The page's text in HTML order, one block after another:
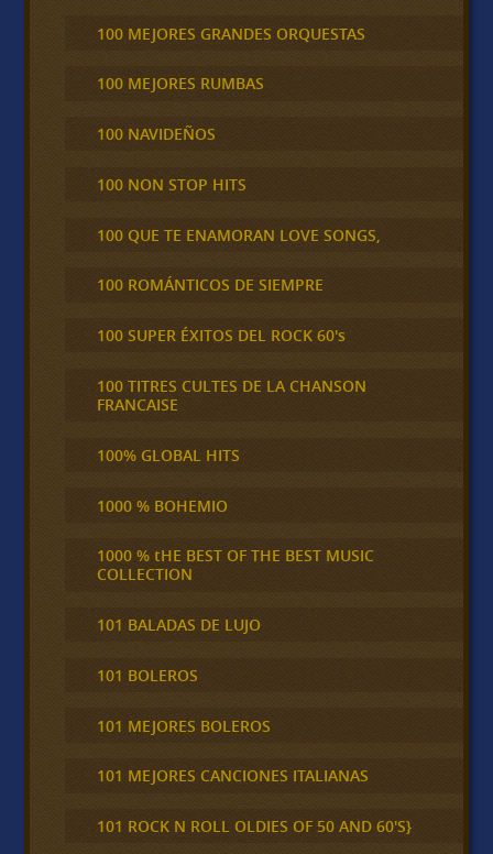
100 MEJORES GRANDES ORQUESTAS
100 MEJORES RUMBAS
100 NAVIDEÑOS
100 NON STOP HITS
100 QUE TE ENAMORAN LOVE SONGS,
100 ROMÁNTICOS DE SIEMPRE
100 SUPER ÉXITOS DEL ROCK 60's
100 TITRES CULTES DE LA CHANSON
FRANCAISE
100% GLOBAL HITS
1000 % BOHEMIO
1000 % tHE BEST OF THE BEST MUSIC
COLLECTION
101 BALADAS DE LUJO
101 BOLEROS
101 MEJORES BOLEROS
101 MEJORES CANCIONES ITALIANAS
101 ROCK N ROLL OLDIES OF 50 AND 60'S}